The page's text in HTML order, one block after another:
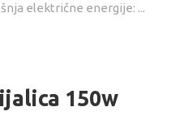
električne energije: ...
150w